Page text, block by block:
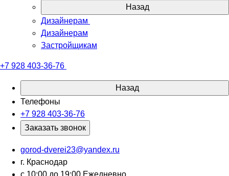
Назад
Дизайнерам
Дизайнерам
Застройщикам
+7 928 403-36-76
Назад
Телефоны
+7 928 403-36-76
Заказать звонок
gorod-dverei23@yandex.ru
г. Краснодар
с 10:00 до 19:00 Ежедневно